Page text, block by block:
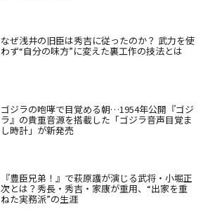
なぜ浅井の旧臣は秀吉に従ったのか？ 武力を使
わず“自分の味方”に変えた裏工作の技法とは
ゴジラの咆哮で目覚める朝…1954年公開『ゴジ
ラ』の貴重音源を搭載した「ゴジラ音声目覚ま
し時計」が新発売
『豊臣兄弟！』で萩原護が演じる武将・小堀正
次とは？秀長・秀吉・家康が重用、“出家を重
ねた実務派”の生涯